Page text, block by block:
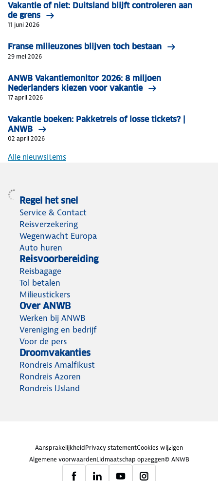
Vakantie of niet: Duitsland blijft controleren aan
de grens
11 juni 2026
Franse milieuzones blijven toch bestaan
29 mei 2026
ANWB Vakantiemonitor 2026: 8 miljoen
Nederlanders kiezen voor vakantie
17 april 2026
Vakantie boeken: Pakketreis of losse tickets? |
ANWB
02 april 2026
Alle nieuwsitems
Regel het snel
Service & Contact
Reisverzekering
Wegenwacht Europa
Auto huren
Reisvoorbereiding
Reisbagage
Tol betalen
Milieustickers
Over ANWB
Werken bij ANWB
Vereniging en bedrijf
Voor de pers
Droomvakanties
Rondreis Amalfikust
Rondreis Azoren
Rondreis IJsland
AansprakelijkheidPrivacy statementCookies wijzigen
Algemene voorwaardenLidmaatschap opzeggen© ANWB